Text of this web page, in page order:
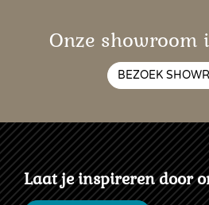
Onze showroom
BEZOEK
Laat je inspireren door